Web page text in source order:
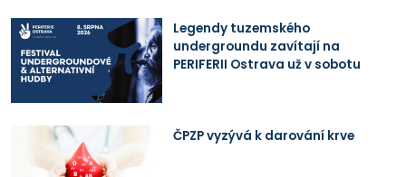
Legendy tuzemského
undergroundu zavítají na
PERIFERII Ostrava už v sobotu
ČPZP vyzývá k darování krve